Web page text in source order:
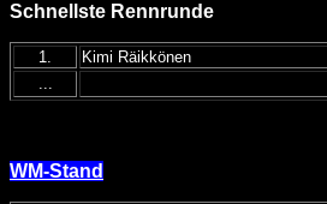
Schnellste Rennrunde
1. Kimi Räikkönen
...
WM-Stand